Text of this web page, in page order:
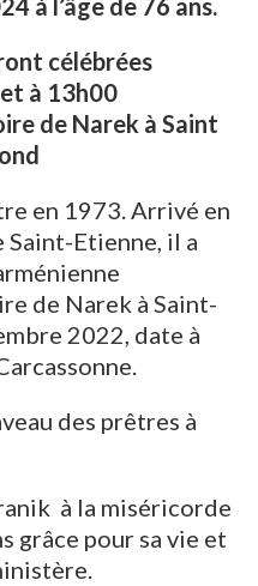
à l’âge de 76 ans.
célébrées
à 13h00
de Narek à Saint
en 1973. Arrivé en
Saint-Etienne, il a
de Narek à Saint-
2022, date à
des prêtres à
à la miséricorde
grâce pour sa vie et